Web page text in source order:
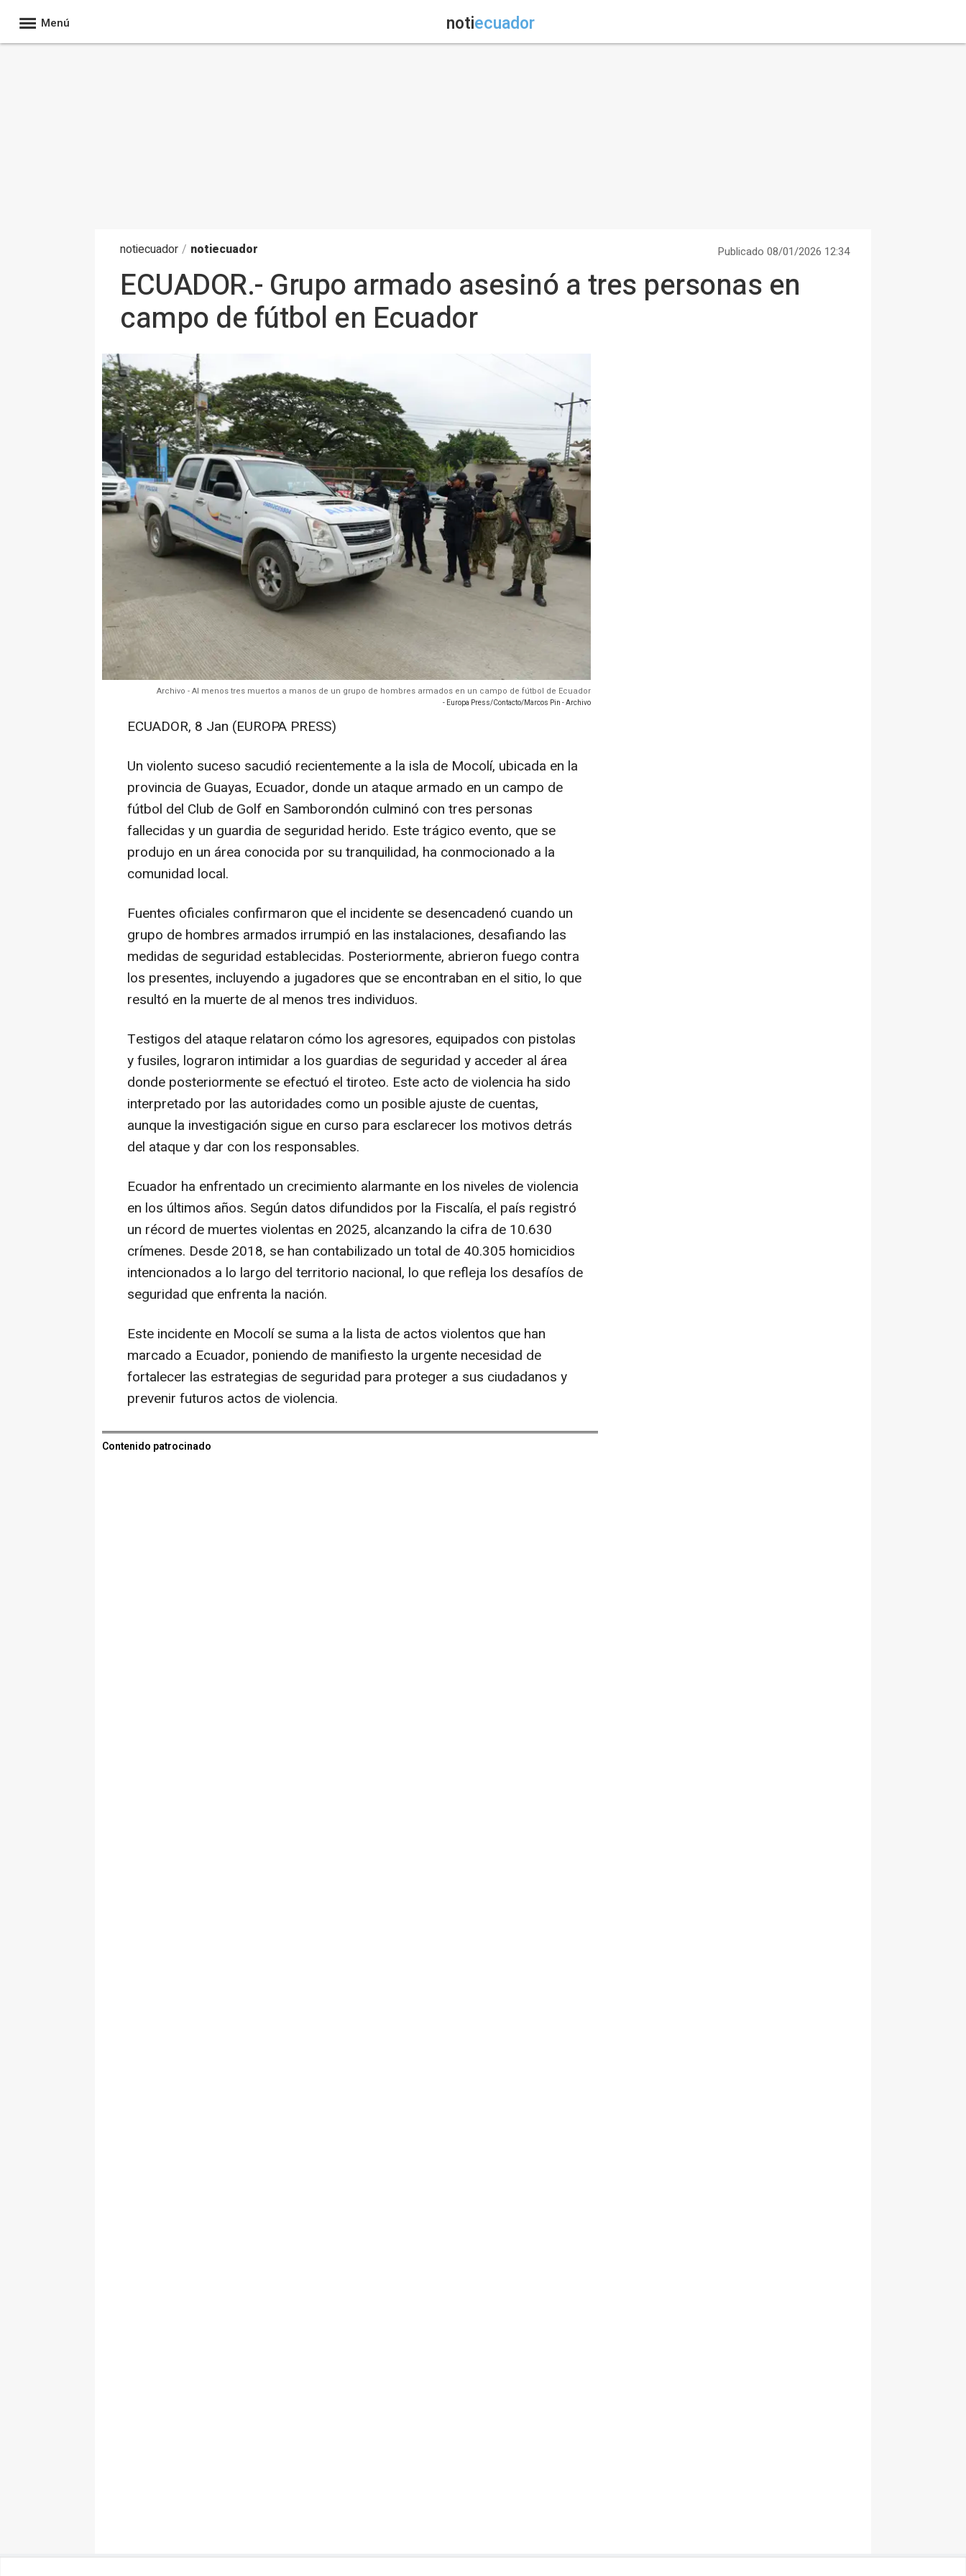
Menú notiecuador
notiecuador / notiecuador Publicado 08/01/2026 12:34
ECUADOR.- Grupo armado asesinó a tres personas en
campo de fútbol en Ecuador
Archivo - Al menos tres muertos a manos de un grupo de hombres armados en un campo de fútbol de Ecuador
- Europa Press/Contacto/Marcos Pin - Archivo
ECUADOR, 8 Jan (EUROPA PRESS)
Un violento suceso sacudió recientemente a la isla de Mocolí, ubicada en la
provincia de Guayas, Ecuador, donde un ataque armado en un campo de
fútbol del Club de Golf en Samborondón culminó con tres personas
fallecidas y un guardia de seguridad herido. Este trágico evento, que se
produjo en un área conocida por su tranquilidad, ha conmocionado a la
comunidad local.
Fuentes oficiales confirmaron que el incidente se desencadenó cuando un
grupo de hombres armados irrumpió en las instalaciones, desafiando las
medidas de seguridad establecidas. Posteriormente, abrieron fuego contra
los presentes, incluyendo a jugadores que se encontraban en el sitio, lo que
resultó en la muerte de al menos tres individuos.
Testigos del ataque relataron cómo los agresores, equipados con pistolas
y fusiles, lograron intimidar a los guardias de seguridad y acceder al área
donde posteriormente se efectuó el tiroteo. Este acto de violencia ha sido
interpretado por las autoridades como un posible ajuste de cuentas,
aunque la investigación sigue en curso para esclarecer los motivos detrás
del ataque y dar con los responsables.
Ecuador ha enfrentado un crecimiento alarmante en los niveles de violencia
en los últimos años. Según datos difundidos por la Fiscalía, el país registró
un récord de muertes violentas en 2025, alcanzando la cifra de 10.630
crímenes. Desde 2018, se han contabilizado un total de 40.305 homicidios
intencionados a lo largo del territorio nacional, lo que refleja los desafíos de
seguridad que enfrenta la nación.
Este incidente en Mocolí se suma a la lista de actos violentos que han
marcado a Ecuador, poniendo de manifiesto la urgente necesidad de
fortalecer las estrategias de seguridad para proteger a sus ciudadanos y
prevenir futuros actos de violencia.
Contenido patrocinado